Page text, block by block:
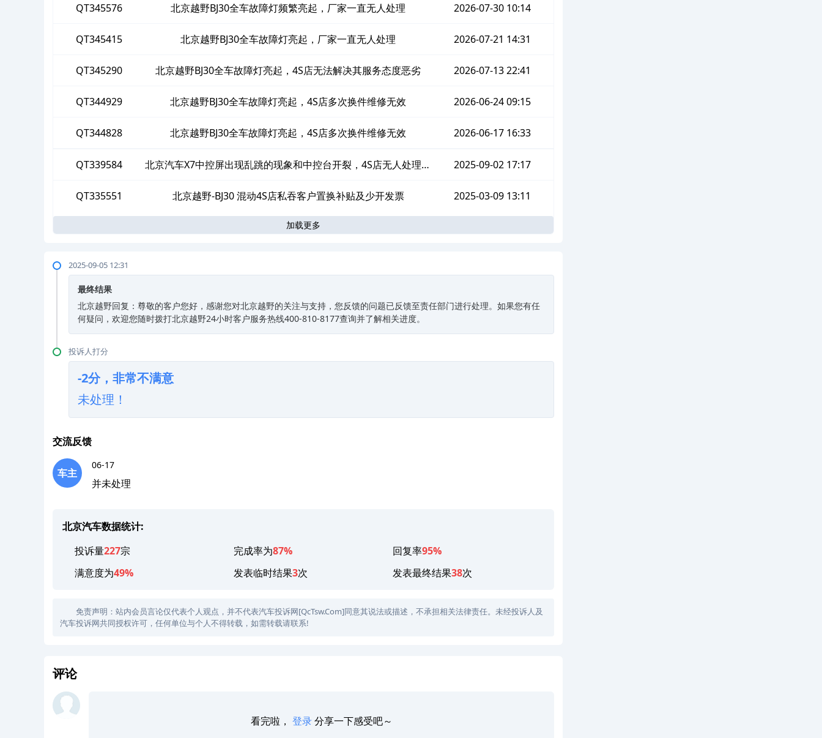
QT345576 北京越野BJ30全车故障灯频繁亮起，厂家一直无人处理 2026-07-30 10:14
QT345415 北京越野BJ30全车故障灯亮起，厂家一直无人处理 2026-07-21 14:31
QT345290 北京越野BJ30全车故障灯亮起，4S店无法解决其服务态度恶劣 2026-07-13 22:41
QT344929 北京越野BJ30全车故障灯亮起，4S店多次换件维修无效 2026-06-24 09:15
QT344828 北京越野BJ30全车故障灯亮起，4S店多次换件维修无效 2026-06-17 16:33
QT339584 北京汽车X7中控屏出现乱跳的现象和中控台开裂，4S店无人处理其
服务态度极差
2025-09-02 17:17
QT335551 北京越野-BJ30 混动4S店私吞客户置换补贴及少开发票 2025-03-09 13:11
加载更多
2025-09-05 12:31
最终结果
北京越野回复：尊敬的客户您好，感谢您对北京越野的关注与支持，您反馈的问题已反馈至责任部门进行处理。如果您有任
何疑问，欢迎您随时拨打北京越野24小时客户服务热线400-810-8177查询并了解相关进度。
投诉人打分
-2分，非常不满意
未处理！
交流反馈
车主
06-17
并未处理
北京汽车数据统计:
投诉量227宗 完成率为87% 回复率95%
满意度为49% 发表临时结果3次 发表最终结果38次
免责声明：站内会员言论仅代表个人观点，并不代表汽车投诉网[QcTsw.Com]同意其说法或描述，不承担相关法律责任。未经投诉人及
汽车投诉网共同授权许可，任何单位与个人不得转载，如需转载请联系!
评论
看完啦， 登录分享一下感受吧～